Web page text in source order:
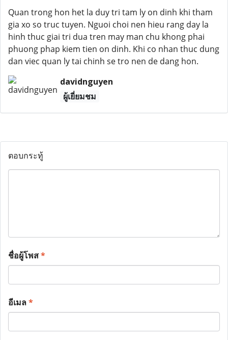
Quan trong hon het la duy tri tam ly on dinh khi tham
gia xo so truc tuyen. Nguoi choi nen hieu rang day la
hinh thuc giai tri dua tren may man chu khong phai
phuong phap kiem tien on dinh. Khi co nhan thuc dung
dan viec quan ly tai chinh se tro nen de dang hon.
davidnguyen
ผู้เยี่ยมชม
ตอบกระทู้
ชื่อผู้โพส*
อีเมล*